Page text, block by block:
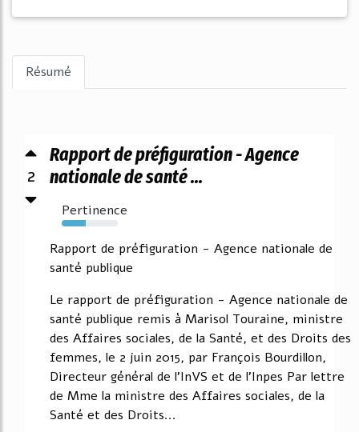
Résumé
2
Rapport de préfiguration - Agence
nationale de santé ...
Pertinence
43%
Rapport de préfiguration - Agence nationale de
santé publique
Le rapport de préfiguration - Agence nationale de
santé publique remis à Marisol Touraine, ministre
des Affaires sociales, de la Santé, et des Droits des
femmes, le 2 juin 2015, par François Bourdillon,
Directeur général de l'InVS et de l'Inpes Par lettre
de Mme la ministre des Affaires sociales, de la
Santé et des Droits...